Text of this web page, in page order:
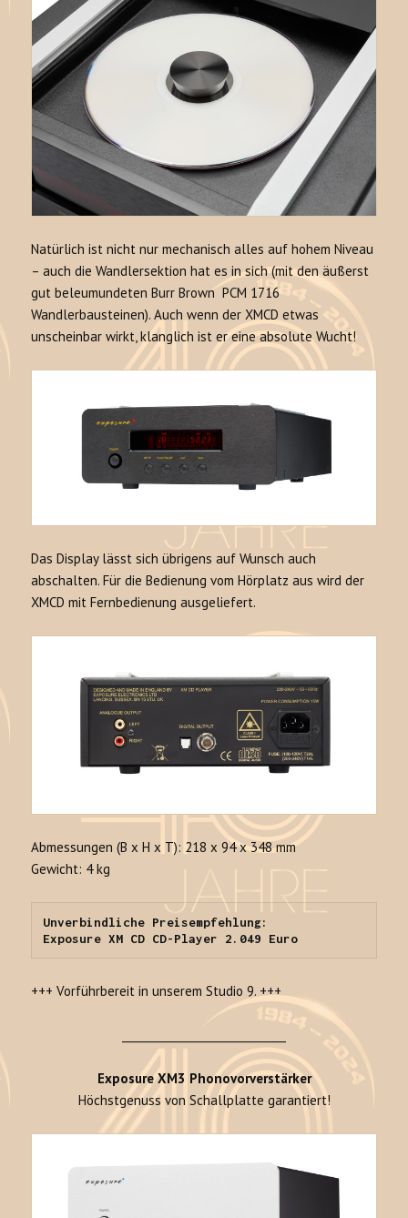
Natürlich ist nicht nur mechanisch alles auf hohem Niveau
– auch die Wandlersektion hat es in sich (mit den äußerst
gut beleumundeten Burr Brown PCM 1716
Wandlerbausteinen). Auch wenn der XMCD etwas
unscheinbar wirkt, klanglich ist er eine absolute Wucht!
Das Display lässt sich übrigens auf Wunsch auch
abschalten. Für die Bedienung vom Hörplatz aus wird der
XMCD mit Fernbedienung ausgeliefert.
Abmessungen (B x H x T): 218 x 94 x 348 mm
Gewicht: 4 kg
Unverbindliche Preisempfehlung:
Exposure XM CD CD-Player 2.049 Euro
+++ Vorführbereit in unserem Studio 9. +++
Exposure XM3 Phonovorverstärker
Höchstgenuss von Schallplatte garantiert!